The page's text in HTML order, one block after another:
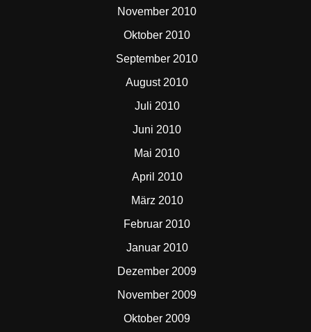
November 2010
Oktober 2010
September 2010
August 2010
Juli 2010
Juni 2010
Mai 2010
April 2010
März 2010
Februar 2010
Januar 2010
Dezember 2009
November 2009
Oktober 2009